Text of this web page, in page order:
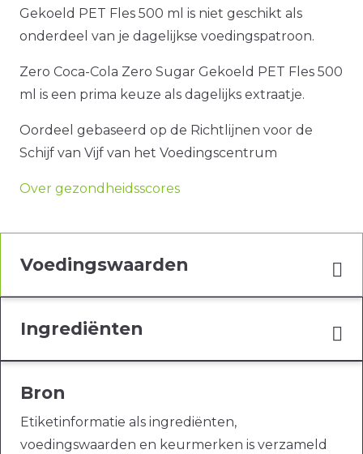
Gekoeld PET Fles 500 ml is niet geschikt als
onderdeel van je dagelijkse voedingspatroon.
Zero Coca-Cola Zero Sugar Gekoeld PET Fles 500
ml is een prima keuze als dagelijks extraatje.
Oordeel gebaseerd op de Richtlijnen voor de
Schijf van Vijf van het Voedingscentrum
Over gezondheidsscores
Voedingswaarden
Ingrediënten
Bron
Etiketinformatie als ingrediënten,
voedingswaarden en keurmerken is verzameld